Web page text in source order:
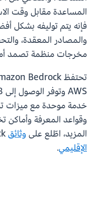
المساعدة مقابل وقت
فإنه يتم توليفه بشكل
والمصادر المعقدة،
مخرجات منظمة تصمد
وقواعد المعرفة وأماكن
المزيد، اطّلع علىوثائقAmazon Bedrock وكذلك
الإقليمي.